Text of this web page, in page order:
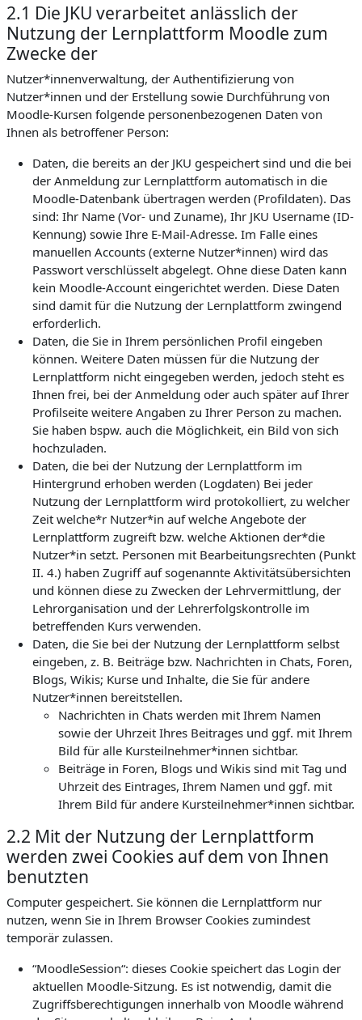
2.1 Die JKU verarbeitet anlässlich der
Nutzung der Lernplattform Moodle zum
Zwecke der
Nutzer*innenverwaltung, der Authentifizierung von
Nutzer*innen und der Erstellung sowie Durchführung von
Moodle-Kursen folgende personenbezogenen Daten von
Ihnen als betroffener Person:
Daten, die bereits an der JKU gespeichert sind und die bei
der Anmeldung zur Lernplattform automatisch in die
Moodle-Datenbank übertragen werden (Profildaten). Das
sind: Ihr Name (Vor- und Zuname), Ihr JKU Username (ID-
Kennung) sowie Ihre E-Mail-Adresse. Im Falle eines
manuellen Accounts (externe Nutzer*innen) wird das
Passwort verschlüsselt abgelegt. Ohne diese Daten kann
kein Moodle-Account eingerichtet werden. Diese Daten
sind damit für die Nutzung der Lernplattform zwingend
erforderlich.
Daten, die Sie in Ihrem persönlichen Profil eingeben
können. Weitere Daten müssen für die Nutzung der
Lernplattform nicht eingegeben werden, jedoch steht es
Ihnen frei, bei der Anmeldung oder auch später auf Ihrer
Profilseite weitere Angaben zu Ihrer Person zu machen.
Sie haben bspw. auch die Möglichkeit, ein Bild von sich
hochzuladen.
Daten, die bei der Nutzung der Lernplattform im
Hintergrund erhoben werden (Logdaten) Bei jeder
Nutzung der Lernplattform wird protokolliert, zu welcher
Zeit welche*r Nutzer*in auf welche Angebote der
Lernplattform zugreift bzw. welche Aktionen der*die
Nutzer*in setzt. Personen mit Bearbeitungsrechten (Punkt
II. 4.) haben Zugriff auf sogenannte Aktivitätsübersichten
und können diese zu Zwecken der Lehrvermittlung, der
Lehrorganisation und der Lehrerfolgskontrolle im
betreffenden Kurs verwenden.
Daten, die Sie bei der Nutzung der Lernplattform selbst
eingeben, z. B. Beiträge bzw. Nachrichten in Chats, Foren,
Blogs, Wikis; Kurse und Inhalte, die Sie für andere
Nutzer*innen bereitstellen.
Nachrichten in Chats werden mit Ihrem Namen
sowie der Uhrzeit Ihres Beitrages und ggf. mit Ihrem
Bild für alle Kursteilnehmer*innen sichtbar.
Beiträge in Foren, Blogs und Wikis sind mit Tag und
Uhrzeit des Eintrages, Ihrem Namen und ggf. mit
Ihrem Bild für andere Kursteilnehmer*innen sichtbar.
2.2 Mit der Nutzung der Lernplattform
werden zwei Cookies auf dem von Ihnen
benutzten
Computer gespeichert. Sie können die Lernplattform nur
nutzen, wenn Sie in Ihrem Browser Cookies zumindest
temporär zulassen.
“MoodleSession“: dieses Cookie speichert das Login der
aktuellen Moodle-Sitzung. Es ist notwendig, damit die
Zugriffsberechtigungen innerhalb von Moodle während